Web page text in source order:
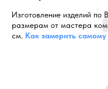
Изготовление изделий
размерам от мастера
см. Как замерить самому